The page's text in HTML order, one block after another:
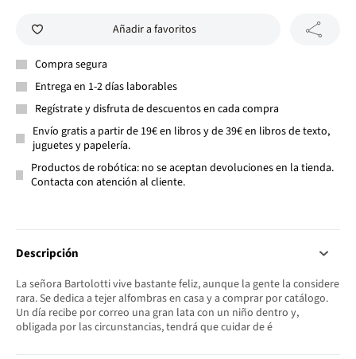
Añadir a favoritos
Compra segura
Entrega en 1-2 días laborables
Regístrate y disfruta de descuentos en cada compra
Envío gratis a partir de 19€ en libros y de 39€ en libros de texto,
juguetes y papelería.
Productos de robótica: no se aceptan devoluciones en la tienda.
Contacta con atención al cliente.
Descripción
La señora Bartolotti vive bastante feliz, aunque la gente la considere
rara. Se dedica a tejer alfombras en casa y a comprar por catálogo.
Un día recibe por correo una gran lata con un niño dentro y,
obligada por las circunstancias, tendrá que cuidar de é